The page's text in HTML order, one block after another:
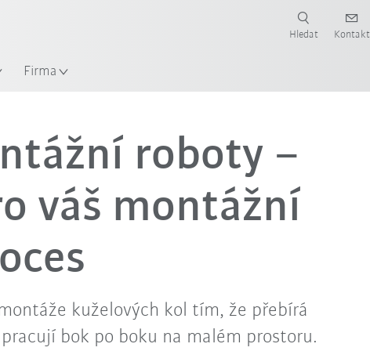
Firma
Hledat Kontakt
Video
roboty –
váš montážní
kuželových kol tím, že přebírá
bok po boku na malém prostoru.